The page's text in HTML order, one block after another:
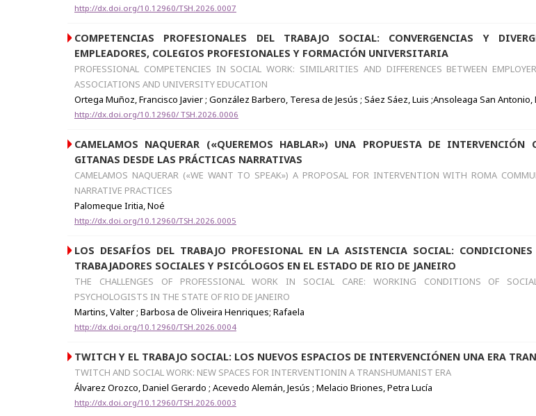
http://dx.doi.org/10.12960/TSH.2026.0007
COMPETENCIAS PROFESIONALES DEL TRABAJO SOCIAL: CONVERGENCIAS Y
EMPLEADORES, COLEGIOS PROFESIONALES Y FORMACIÓN UNIVERSITARIA
PROFESSIONAL COMPETENCIES IN SOCIAL WORK: SIMILARITIES AND DIFFERENCES BETWEEN
ASSOCIATIONS AND UNIVERSITY EDUCATION
Ortega Muñoz, Francisco Javier ; González Barbero, Teresa de Jesús ; Sáez Sáez, Luis ;Ansoleaga San Antonio,
http://dx.doi.org/10.12960/ TSH.2026.0006
CAMELAMOS NAQUERAR («QUEREMOS HABLAR») UNA PROPUESTA DE INTERVENCIÓN
GITANAS DESDE LAS PRÁCTICAS NARRATIVAS
CAMELAMOS NAQUERAR («WE WANT TO SPEAK») A PROPOSAL FOR INTERVENTION WITH ROMA
NARRATIVE PRACTICES
Palomeque Iritia, Noé
http://dx.doi.org/10.12960/TSH.2026.0005
LOS DESAFÍOS DEL TRABAJO PROFESIONAL EN LA ASISTENCIA SOCIAL: CONDICIONES
TRABAJADORES SOCIALES Y PSICÓLOGOS EN EL ESTADO DE RIO DE JANEIRO
THE CHALLENGES OF PROFESSIONAL WORK IN SOCIAL CARE: WORKING CONDITIONS OF
PSYCHOLOGISTS IN THE STATE OF RIO DE JANEIRO
Martins, Valter ; Barbosa de Oliveira Henriques; Rafaela
http://dx.doi.org/10.12960/TSH.2026.0004
TWITCH Y EL TRABAJO SOCIAL: LOS NUEVOS ESPACIOS DE INTERVENCIÓNEN UNA ERA
TWITCH AND SOCIAL WORK: NEW SPACES FOR INTERVENTIONIN A TRANSHUMANIST ERA
Álvarez Orozco, Daniel Gerardo ; Acevedo Alemán, Jesús ; Melacio Briones, Petra Lucía
http://dx.doi.org/10.12960/TSH.2026.0003